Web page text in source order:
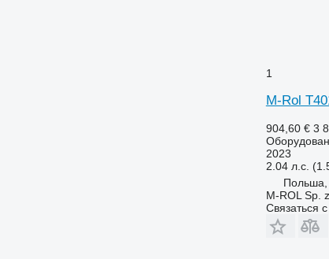
1
M-Rol
904,60 € 3
2023
2.04 л.с.
Польша,
M-ROL Sp.
Связаться